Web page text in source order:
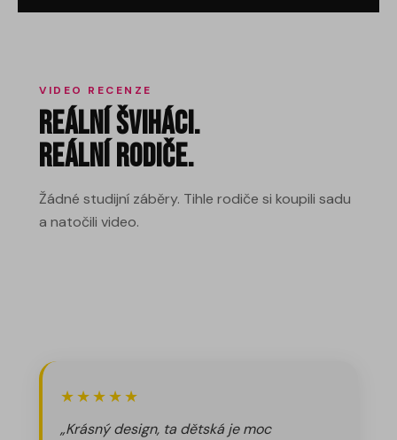
VIDEO RECENZE
Reální Šviháci.
Reální rodiče.
Žádné studijní záběry. Tihle rodiče si koupili sadu
a natočili video.
★★★★★
„Krásný design, ta dětská je moc